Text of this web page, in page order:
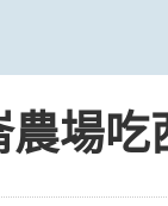
農場